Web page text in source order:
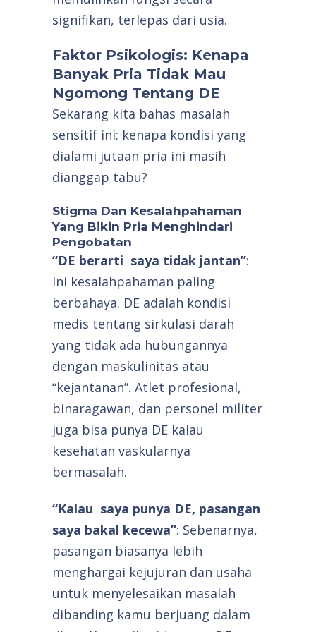
signifikan, terlepas dari usia.
Faktor Psikologis: Kenapa
Banyak Pria Tidak Mau
Ngomong Tentang DE
Sekarang kita bahas masalah
sensitif ini: kenapa kondisi yang
dialami jutaan pria ini masih
dianggap tabu?
Stigma Dan Kesalahpahaman
Yang Bikin Pria Menghindari
Pengobatan
“DE berarti saya tidak jantan”:
Ini kesalahpahaman paling
berbahaya. DE adalah kondisi
medis tentang sirkulasi darah
yang tidak ada hubungannya
dengan maskulinitas atau
“kejantanan”. Atlet profesional,
binaragawan, dan personel militer
juga bisa punya DE kalau
kesehatan vaskularnya
bermasalah.
“Kalau saya punya DE, pasangan
saya bakal kecewa”: Sebenarnya,
pasangan biasanya lebih
menghargai kejujuran dan usaha
untuk menyelesaikan masalah
dibanding kamu berjuang dalam